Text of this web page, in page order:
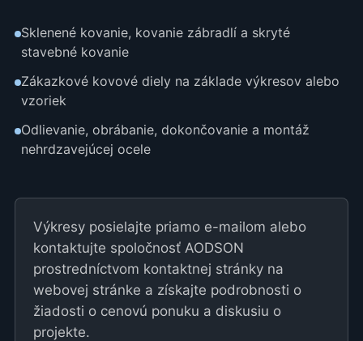
Sklenené kovanie, kovanie zábradlí a skryté
stavebné kovanie
Zákazkové kovové diely na základe výkresov alebo
vzoriek
Odlievanie, obrábanie, dokončovanie a montáž
nehrdzavejúcej ocele
Výkresy posielajte priamo e-mailom alebo
kontaktujte spoločnosť AODSON
prostredníctvom kontaktnej stránky na
webovej stránke a získajte podrobnosti o
žiadosti o cenovú ponuku a diskusiu o
projekte.